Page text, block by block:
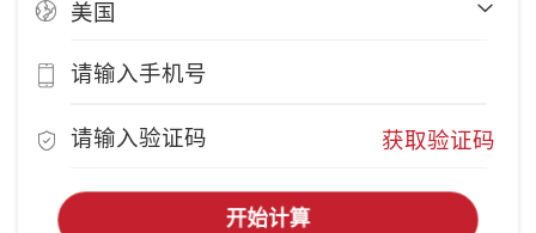
获取验证码
开始计算